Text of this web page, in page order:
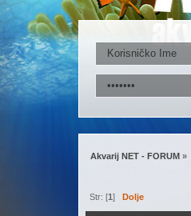
Akvarij NET - FORUM »
Str: [1] Dolje